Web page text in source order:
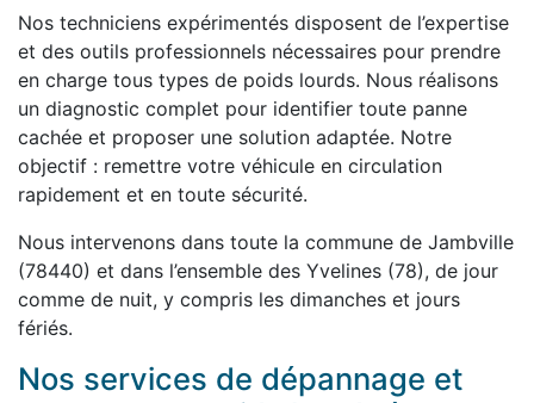
Nos techniciens expérimentés disposent de l’expertise
et des outils professionnels nécessaires pour prendre
en charge tous types de poids lourds. Nous réalisons
un diagnostic complet pour identifier toute panne
cachée et proposer une solution adaptée. Notre
objectif : remettre votre véhicule en circulation
rapidement et en toute sécurité.
Nous intervenons dans toute la commune de Jambville
(78440) et dans l’ensemble des Yvelines (78), de jour
comme de nuit, y compris les dimanches et jours
fériés.
Nos services de dépannage et